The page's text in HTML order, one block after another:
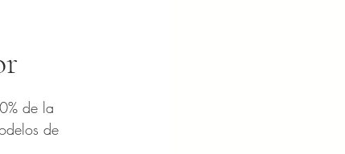
de la
de